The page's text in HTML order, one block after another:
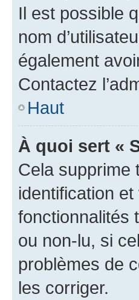
Il est possible
nom
également
Contactez
Haut
À quoi sert «
Cela supprime
identification
fonctionnalités
ou non-lu, si
problèmes de
les corriger.